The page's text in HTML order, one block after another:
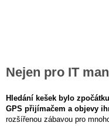
Nejen pro IT
Hledání kešek bylo
GPS přijímačem a objevy
rozšířenou zábavou pro